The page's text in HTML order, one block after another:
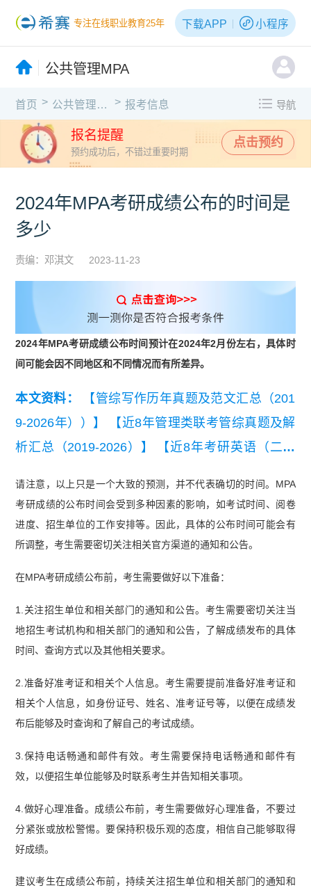
专注在线职业教育25年 下载APP 小程序
公共管理MPA
首页 > 公共管理MPA > 报考信息 导航
报名提醒
预约成功后，不错过重要时期
点击预约
2024年MPA考研成绩公布的时间是
多少
责编：邓淇文 2023-11-23
2024年MPA考研成绩公布时间预计在2024年2月份左右，具体时
间可能会因不同地区和不同情况而有所差异。
本文资料：
【管综写作历年真题及范文汇总（201
9-2026年））】
【近8年管理类联考管综真题及解
析汇总（2019-2026）】
【近8年考研英语（二）
请注意，以上只是一个大致的预测，并不代表确切的时间。MPA
考研成绩的公布时间会受到多种因素的影响，如考试时间、阅卷
进度、招生单位的工作安排等。因此，具体的公布时间可能会有
所调整，考生需要密切关注相关官方渠道的通知和公告。
在MPA考研成绩公布前，考生需要做好以下准备：
1.关注招生单位和相关部门的通知和公告。考生需要密切关注当
地招生考试机构和相关部门的通知和公告，了解成绩发布的具体
时间、查询方式以及其他相关要求。
2.准备好准考证和相关个人信息。考生需要提前准备好准考证和
相关个人信息，如身份证号、姓名、准考证号等，以便在成绩发
布后能够及时查询和了解自己的考试成绩。
3.保持电话畅通和邮件有效。考生需要保持电话畅通和邮件有
效，以便招生单位能够及时联系考生并告知相关事项。
4.做好心理准备。成绩公布前，考生需要做好心理准备，不要过
分紧张或放松警惕。要保持积极乐观的态度，相信自己能够取得
好成绩。
建议考生在成绩公布前，持续关注招生单位和相关部门的通知和